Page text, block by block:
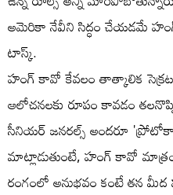
అమెరికా నేవీని సిద్ధం చేయడమే
టాస్క్.
హంగ్ కావో కేవలం తాత్కాలిక
ఆలోచనలకు రూపం కావడం
సీనియర్ జనరల్స్ అందరూ
మాట్లాడుతుంటే, హంగ్ కావో
రంగంలో అనుభవం కంటే తన మీద